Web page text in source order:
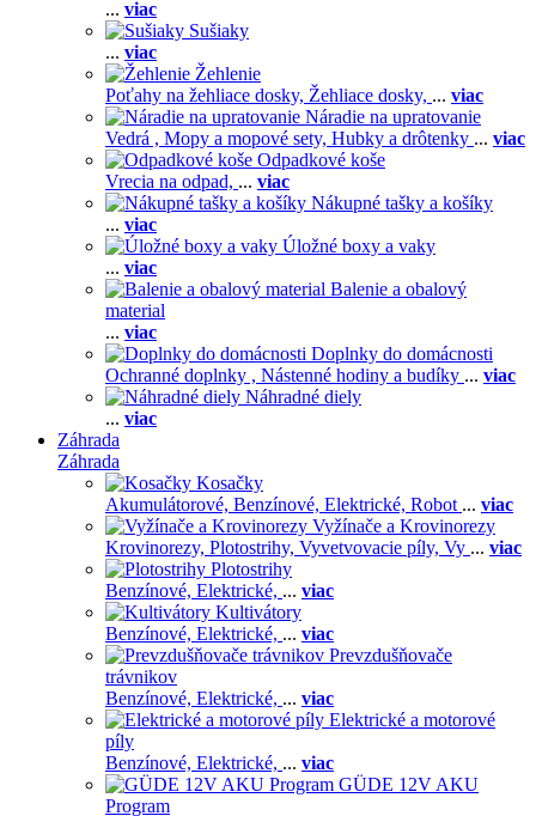
... viac
Sušiaky
... viac
Žehlenie
Poťahy na žehliace dosky, Žehliace dosky, ... viac
Náradie na upratovanie
Vedrá , Mopy a mopové sety, Hubky a drôtenky ... viac
Odpadkové koše
Vrecia na odpad, ... viac
Nákupné tašky a košíky
... viac
Úložné boxy a vaky
... viac
Balenie a obalový
material
... viac
Doplnky do domácnosti
Ochranné doplnky , Nástenné hodiny a budíky ... viac
Náhradné diely
... viac
Záhrada
Záhrada
Kosačky
Akumulátorové, Benzínové, Elektrické, Robot ... viac
Vyžínače a Krovinorezy
Krovinorezy, Plotostrihy, Vyvetvovacie píly, Vy ... viac
Plotostrihy
Benzínové, Elektrické, ... viac
Kultivátory
Benzínové, Elektrické, ... viac
Prevzdušňovače
trávnikov
Benzínové, Elektrické, ... viac
Elektrické a motorové
píly
Benzínové, Elektrické, ... viac
GÜDE 12V AKU
Program